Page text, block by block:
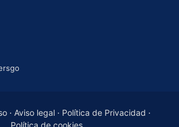
· Aviso legal · Política de Privacidad ·
Política de cookies